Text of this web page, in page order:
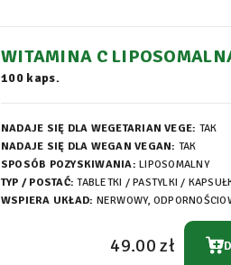
WITAMINA C
KI 715MG
100 kaps.
NADAJE SIĘ DLA WEGETARIAN VEGE: TAK
NADAJE SIĘ DLA WEGAN VEGAN: TAK
SPOSÓB POZYSKIWANIA: LIPOSOMALNY
TYP / POSTAĆ: TABLETKI / PASTYLKI /
WSPIERA UKŁAD: NERWOWY,
49.00 zł